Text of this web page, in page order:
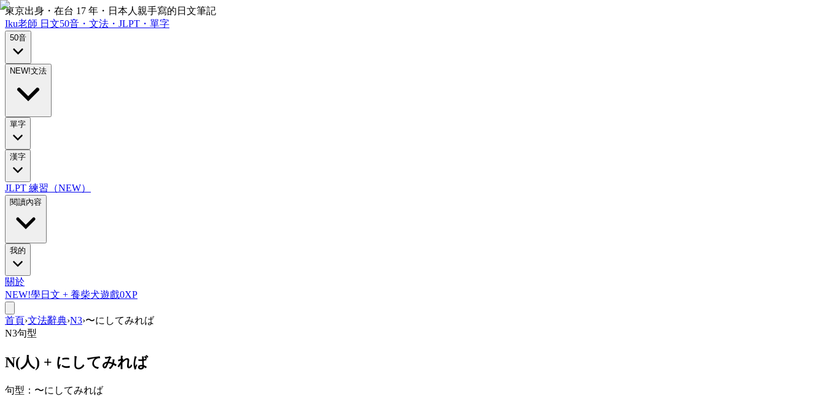
東京出身・在台 17 年・日本人親手寫的日文筆記
Iku老師 日文50音・文法・JLPT・單字
50音
NEW!文法
單字
漢字
JLPT 練習（NEW）
閱讀內容
我的
關於
NEW!學日文 + 養柴犬遊戲0XP
首頁›文法辭典›N3›〜にしてみれば
N3句型
N(人) + にしてみれば
句型 ： 〜にしてみれば